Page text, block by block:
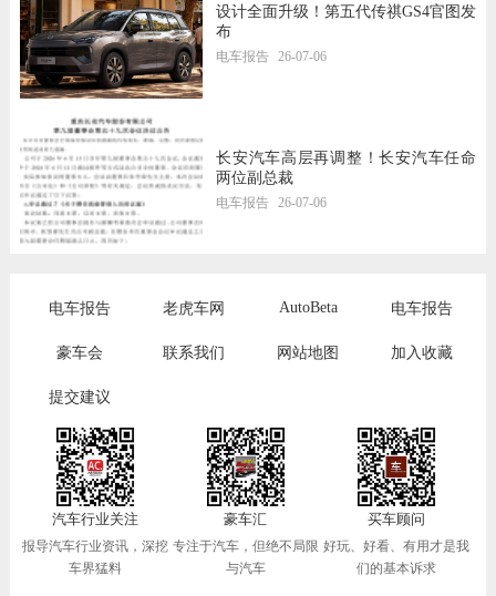
设计全面升级！第五代传祺GS4官图发
布
电车报告 26-07-06
长安汽车高层再调整！长安汽车任命
两位副总裁
电车报告 26-07-06
电车报告 老虎车网 AutoBeta 电车报告
豪车会 联系我们 网站地图 加入收藏
提交建议
汽车行业关注
报导汽车行业资讯，深挖
车界猛料
豪车汇
专注于汽车，但绝不局限
与汽车
买车顾问
好玩、好看、有用才是我
们的基本诉求